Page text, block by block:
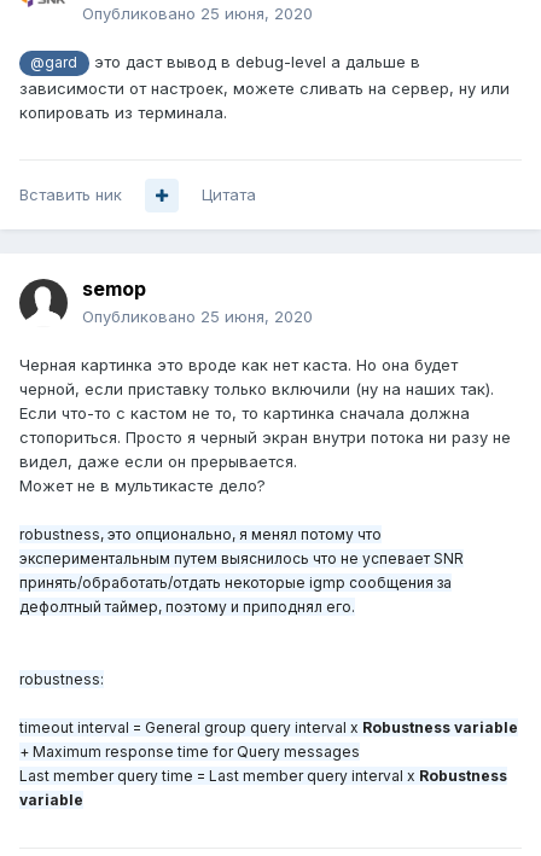
Опубликовано 25 июня, 2020
@gard
это даст вывод в debug-level а дальше в
зависимости от настроек, можете сливать на сервер, ну или
копировать из терминала.
Вставить ник Цитата
semop
Опубликовано 25 июня, 2020
Черная картинка это вроде как нет каста. Но она будет
черной, если приставку только включили (ну на наших так).
Если что-то с кастом не то, то картинка сначала должна
стопориться. Просто я черный экран внутри потока ни разу не
видел, даже если он прерывается.
Может не в мультикасте дело?
robustness, это опционально, я менял потому что
экспериментальным путем выяснилось что не успевает SNR
принять/обработать/отдать некоторые igmp сообщения за
дефолтный таймер, поэтому и приподнял его.
robustness:
timeout interval = General group query interval x Robustness variable
+ Maximum response time for Query messages
Last member query time = Last member query interval x Robustness
variable